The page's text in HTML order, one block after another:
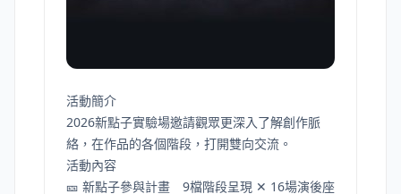
活動簡介
2026新點子實驗場邀請觀眾更深入了解創作脈
絡，在作品的各個階段，打開雙向交流。
活動內容
🎫 新點子參與計畫 9檔階段呈現 ✕ 16場演後座